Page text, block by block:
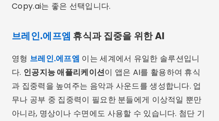
Copy.ai는 좋은 선택입니다.
브레인.에프엠 휴식과 집중을 위한 AI
영형 브레인.에프엠 이는 세계에서 유일한 솔루션입니
다. 인공지능 애플리케이션이 앱은 AI를 활용하여 휴식
과 집중력을 높여주는 음악과 사운드를 생성합니다. 업
무나 공부 중 집중력이 필요한 분들에게 이상적일 뿐만
아니라, 명상이나 수면에도 사용할 수 있습니다. 첨단 기